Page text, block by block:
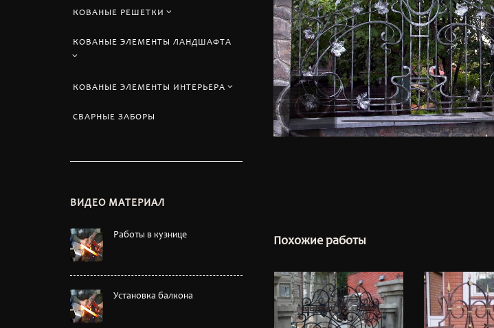
Похожие работы
КОВАНЫЕ РЕШЕТКИ
КОВАНЫЕ ЭЛЕМЕНТЫ ЛАНДШАФТА
КОВАНЫЕ ЭЛЕМЕНТЫ ИНТЕРЬЕРА
СВАРНЫЕ ЗАБОРЫ
ВИДЕО МАТЕРИАЛ
Работы в кузнице
Установка балкона